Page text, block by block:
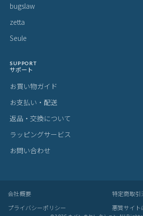
bugslaw
zetta
Seule
SUPPORT
サポート
お買い物ガイド
お支払い・配送
返品・交換について
ラッピングサービス
お問い合わせ
会社概要
特定商取引
プライバシーポリシー
悪質サイト